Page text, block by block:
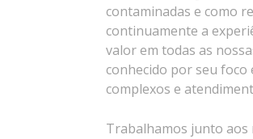
contaminadas e como
continuamente a
valor em todas as
conhecido por seu foco
complexos e
Trabalhamos junto aos